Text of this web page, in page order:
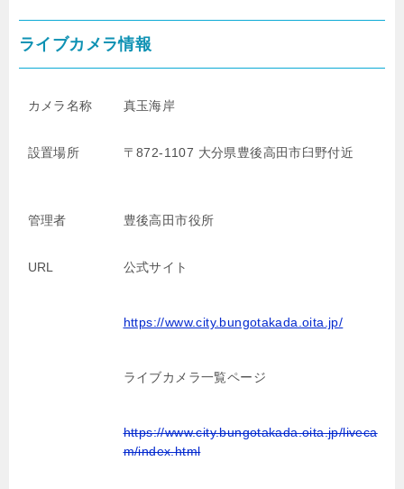
ライブカメラ情報
カメラ名称 真玉海岸
設置場所 〒872-1107 大分県豊後高田市臼野付近
管理者 豊後高田市役所
URL 公式サイト
https://www.city.bungotakada.oita.jp/
ライブカメラ一覧ページ
https://www.city.bungotakada.oita.jp/liveca
m/index.html